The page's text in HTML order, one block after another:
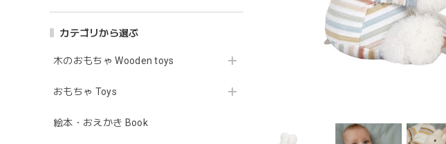
カテゴリから選ぶ
木のおもちゃ Wooden toys
おもちゃ Toys
絵本・おえかき Book